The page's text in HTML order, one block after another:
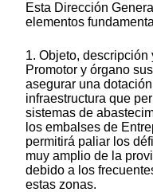
Esta Dirección
elementos
1. Objeto,
Promotor y órgano
asegurar una
infraestructura que
sistemas de
los embalses de
permitirá paliar los
muy amplio de la
debido a los
estas zonas.